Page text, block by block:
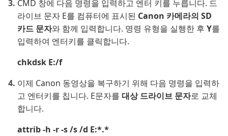
CMD 창에 다음 명령을 입력하고 엔터 키를 누릅니다. 드
라이브 문자 E를 컴퓨터에 표시된 Canon 카메라의 SD
카드 문자와 함께 입력합니다. 명령 유형을 실행한 후 Y를
입력하여 엔터키를 클릭합니다.
chkdsk E:/f
이제 Canon 동영상을 복구하기 위해 다음 명령을 입력하
고 엔터키를 칩니다. E문자를 대상 드라이브 문자로 교체
합니다.
attrib -h -r -s /s /d E:*.*